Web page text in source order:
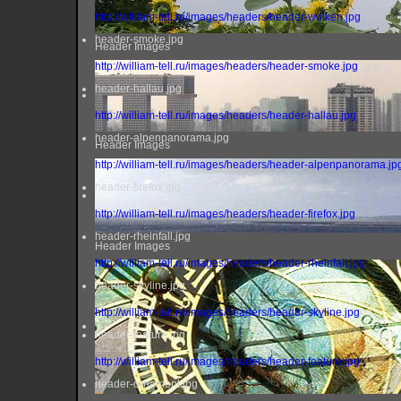
Header Images
Header Images
Header Images
http://william-tell.ru/images/headers/header-wolken.jpg
header-smoke.jpg
http://william-tell.ru/images/headers/header-smoke.jpg
header-hallau.jpg
http://william-tell.ru/images/headers/header-hallau.jpg
header-alpenpanorama.jpg
http://william-tell.ru/images/headers/header-
header-firefox.jpg
http://william-tell.ru/images/headers/header-firefox.jpg
header-rheinfall.jpg
http://william-tell.ru/images/headers/header-rheinfall.jpg
header-skyline.jpg
http://william-tell.ru/images/headers/header-skyline.jpg
header-feature.jpg
http://william-tell.ru/images/headers/header-feature.jpg
header-ornament.jpg